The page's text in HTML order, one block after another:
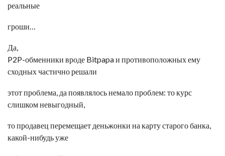
реальные
гроши…
Да,
P2P-обменники вроде Bitpapa и противоположных ему
сходных частично решали
этот проблема, да появлялось немало проблем: то курс
слишком невыгодный,
то продавец перемещает деньжонки на карту старого банка,
какой-нибудь уже